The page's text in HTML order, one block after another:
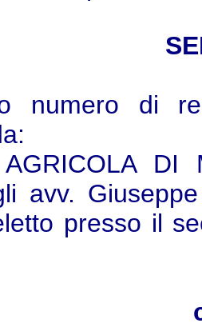
numero di
AGRICOLA
avv.
presso il